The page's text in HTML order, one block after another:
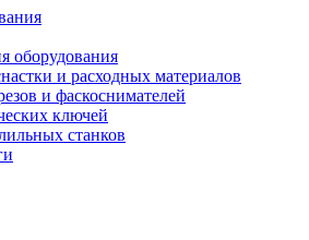
оборудования
и расходных материалов
и фаскоснимателей
ключей
станков